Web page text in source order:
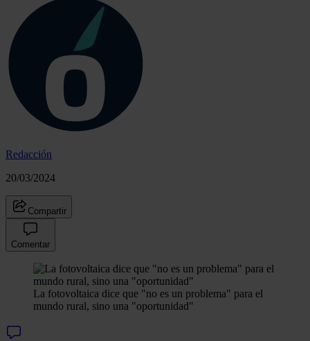
Redacción
20/03/2024
Compartir
Comentar
La fotovoltaica dice que "no es un problema" para el
mundo rural, sino una "oportunidad"